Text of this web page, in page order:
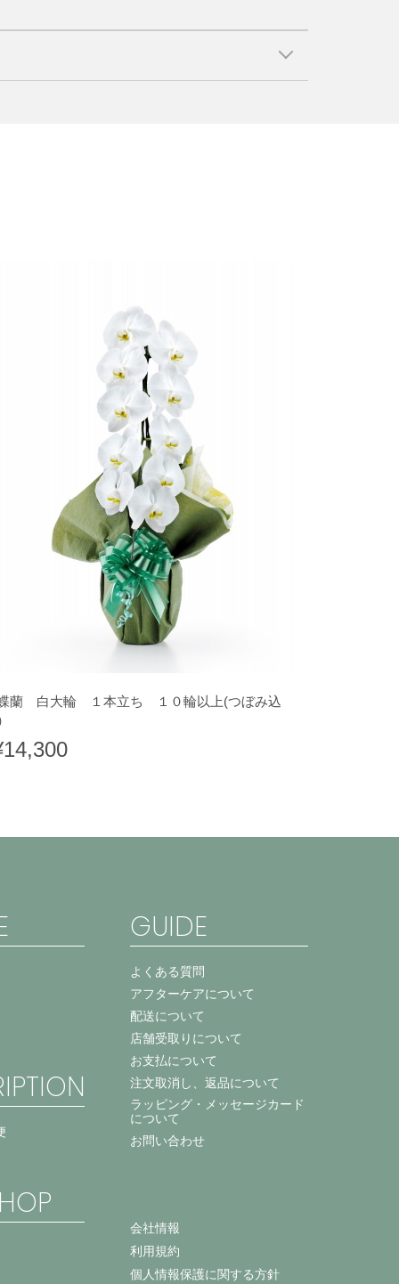
蘭 白大輪 １本立ち １０輪以上(つぼみ込
GUIDE
よくある質問
アフターケアについて
配送について
店舗受取りについて
お支払について
注文取消し、返品について
ラッピング・メッセージカード
について
お問い合わせ
会社情報
利用規約
個人情報保護に関する方針